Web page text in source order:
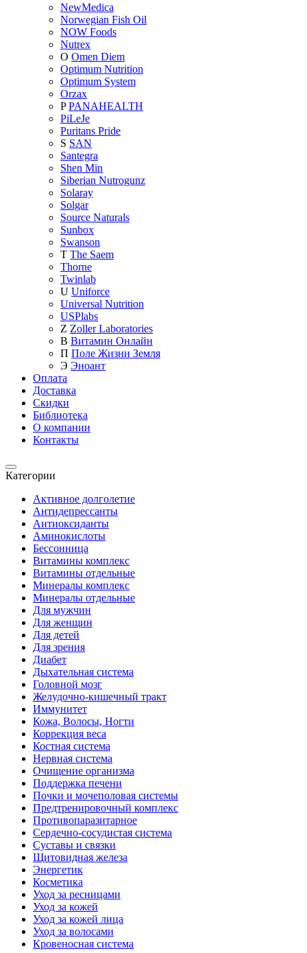
NewMedica
Norwegian Fish Oil
NOW Foods
Nutrex
O Omen Diem
Optimum Nutrition
Optimum System
Orzax
P PANAHEALTH
PiLeJe
Puritans Pride
S SAN
Santegra
Shen Min
Siberian Nutrogunz
Solaray
Solgar
Source Naturals
Sunbox
Swanson
T The Saem
Thorne
Twinlab
U Uniforce
Universal Nutrition
USPlabs
Z Zoller Laboratories
В Витамин Онлайн
П Поле Жизни Земля
Э Эноант
Оплата
Доставка
Скидки
Библиотека
О компании
Контакты
Категории
Категории
Активное долголетие
Антидепрессанты
Антиоксиданты
Аминокислоты
Бессонница
Витамины комплекс
Витамины отдельные
Минералы комплекс
Минералы отдельные
Для мужчин
Для женщин
Для детей
Для зрения
Диабет
Дыхательная система
Головной мозг
Желудочно-кишечный тракт
Иммунитет
Кожа, Волосы, Ногти
Коррекция веса
Костная система
Нервная система
Очищение организма
Поддержка печени
Почки и мочеполовая системы
Предтренировочный комплекс
Противопаразитарное
Сердечно-сосудистая система
Суставы и связки
Щитовидная железа
Энергетик
Косметика
Уход за ресницами
Уход за кожей
Уход за кожей лица
Уход за волосами
Кровеносная система